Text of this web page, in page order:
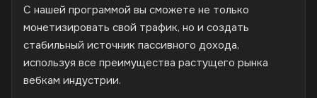
С нашей программой вы сможете не только
монетизировать свой трафик, но и создать
стабильный источник пассивного дохода,
используя все преимущества растущего рынка
вебкам индустрии.